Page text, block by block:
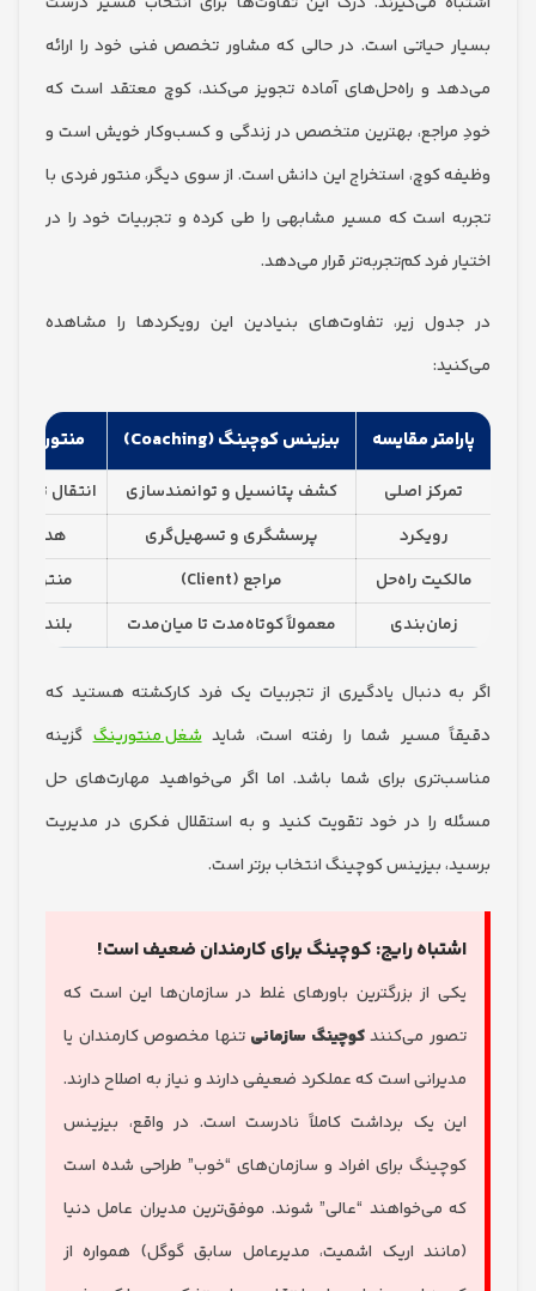
حیاتی است. در حالی که مشاور تخصص فنی خود را ارائه
و راه‌حل‌های آماده تجویز می‌کند، کوچ معتقد است که
بهترین متخصص در زندگی و کسب‌وکار خویش است و
کوچ، استخراج این دانش است. از سوی دیگر، منتور فردی با
است که مسیر مشابهی را طی کرده و تجربیات خود را در
فرد کم‌تجربه‌تر قرار می‌دهد.
زیر، تفاوت‌های بنیادین این رویکردها را مشاهده
مقایسه بیزینس کوچینگ (Coaching) منتورینگ (Mentoring)
کشف پتانسیل و توانمندسازی
انتقال تجربه و دانش
پرسشگری و تسهیل‌گری
هدایتگری و نصیحت
راه‌حل
منتور و مراجع مشترکاً
معمولاً کوتاه‌مدت تا میان‌مدت بلندمدت و رابطه‌محور
دنبال یادگیری از تجربیات یک فرد کارکشته هستید که
مسیر شما را رفته است، شایدشغل منتورینگگزینه
برای شما باشد. اما اگر می‌خواهید مهارت‌های حل
را در خود تقویت کنید و به استقلال فکری در مدیریت
بیزینس کوچینگ انتخاب برتر است.
رایج: کوچینگ برای کارمندان ضعیف است!
از بزرگترین باورهای غلط در سازمان‌ها این است که
می‌کنندکوچینگ سازمانیتنها مخصوص کارمندان یا
است که عملکرد ضعیفی دارند و نیاز به اصلاح دارند.
یک برداشت کاملاً نادرست است. در واقع، بیزینس
برای افراد و سازمان‌های “خوب” طراحی شده است
می‌خواهند “عالی” شوند. موفق‌ترین مدیران عامل دنیا
اریک اشمیت، مدیرعامل سابق گوگل) همواره از